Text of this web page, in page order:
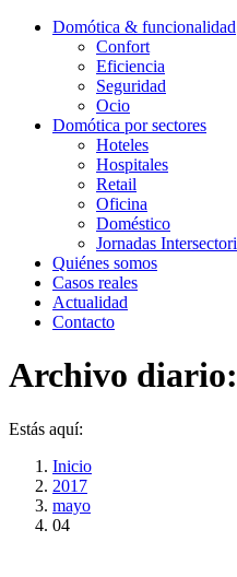
Domótica & funcionalidad
Confort
Eficiencia
Seguridad
Ocio
Domótica por sectores
Hoteles
Hospitales
Retail
Oficina
Doméstico
Jornadas
Quiénes somos
Casos reales
Actualidad
Contacto
Archivo diario:
Estás aquí:
Inicio
2017
mayo
04